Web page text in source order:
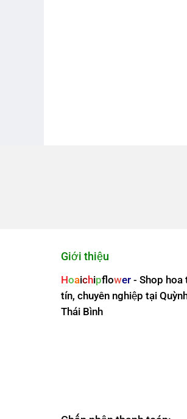
Giới thiệu
Hoaichipfower - Shop hoa
tín, chuyên nghiệp tại
Thái Bình